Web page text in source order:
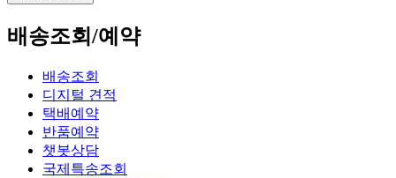
배송조회/예약
배송조회
디지털 견적
택배예약
반품예약
챗봇상담
국제특송조회